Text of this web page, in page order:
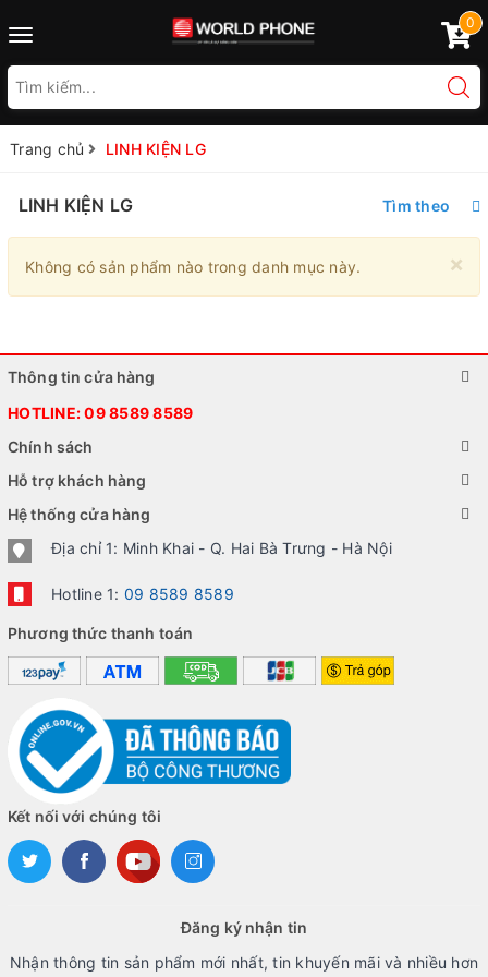
Toggle
0
Trang chủ LINH KIỆN LG
LINH KIỆN LG Tìm theo
×
Không có sản phẩm nào trong danh mục này.
Thông tin cửa hàng
HOTLINE:09 8589 8589
Chính sách
Hỗ trợ khách hàng
Hệ thống cửa hàng
Địa chỉ 1: Minh Khai - Q. Hai Bà Trưng - Hà Nội
Hotline 1: 09 8589 8589
Phương thức thanh toán
Kết nối với chúng tôi
Đăng ký nhận tin
Nhận thông tin sản phẩm mới nhất, tin khuyến mãi và nhiều hơn